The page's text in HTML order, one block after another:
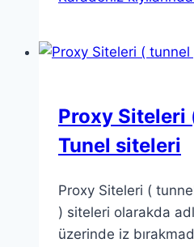
Proxy Siteleri
Tunel siteleri
Proxy Siteleri (
) siteleri olarakda
üzerinde iz